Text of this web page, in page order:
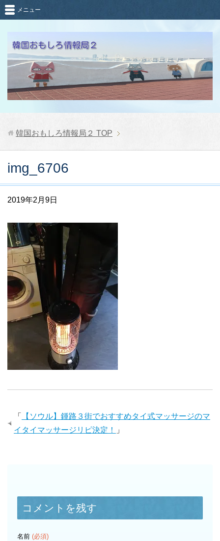
メニュー
韓国おもしろ情報局２ TOP
img_6706
2019年2月9日
「
【ソウル】鍾路３街でおすすめタイ式マッサージのマ
イタイマッサージリピ決定！
」
コメントを残す
名前 (必須)